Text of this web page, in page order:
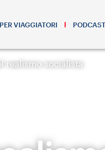
VIAGGIATORI PODCAST
realismo socialista